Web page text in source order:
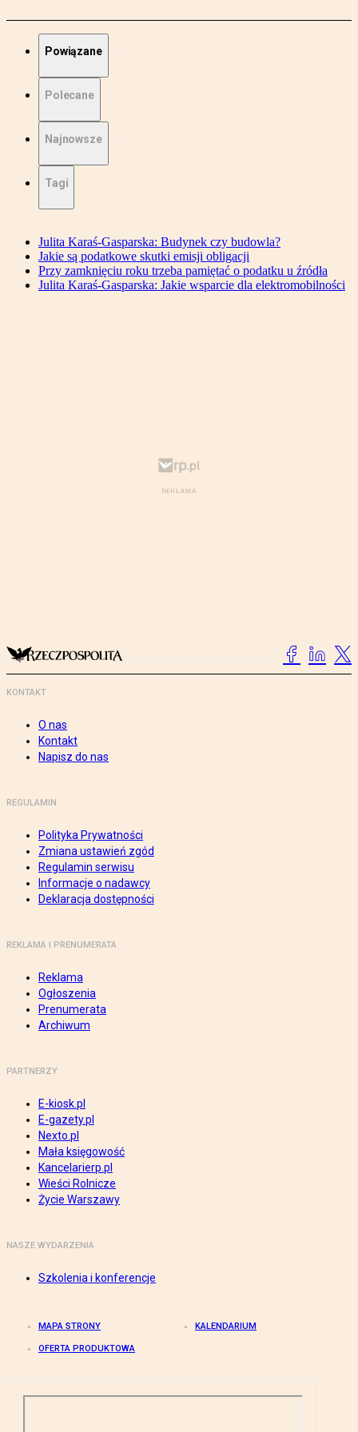
Powiązane
Polecane
Najnowsze
Tagi
Julita Karaś-Gasparska: Budynek czy budowla?
Jakie są podatkowe skutki emisji obligacji
Przy zamknięciu roku trzeba pamiętać o podatku u źródła
Julita Karaś-Gasparska: Jakie wsparcie dla elektromobilności
KONTAKT
O nas
Kontakt
Napisz do nas
REGULAMIN
Polityka Prywatności
Zmiana ustawień zgód
Regulamin serwisu
Informacje o nadawcy
Deklaracja dostępności
REKLAMA I PRENUMERATA
Reklama
Ogłoszenia
Prenumerata
Archiwum
PARTNERZY
E-kiosk.pl
E-gazety.pl
Nexto.pl
Mała księgowość
Kancelarierp.pl
Wieści Rolnicze
Życie Warszawy
NASZE WYDARZENIA
Szkolenia i konferencje
MAPA STRONY KALENDARIUM
OFERTA PRODUKTOWA